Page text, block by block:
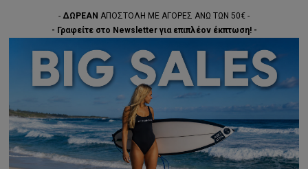
- ΔΩΡΕΑΝ ΑΠΟΣΤΟΛΗ ΜΕ ΑΓΟΡΕΣ ΑΝΩ ΤΩΝ 50€ -
- Γραφείτε στο Newsletter για επιπλέον έκπτωση! -